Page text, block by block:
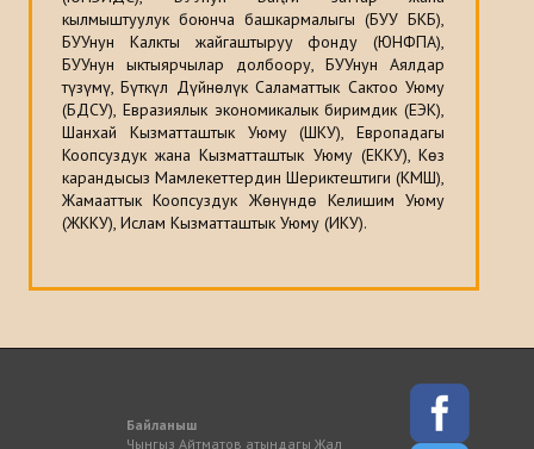
кылмыштуулук боюнча башкармалыгы (БУУ БКБ),
БУУнун Калкты жайгаштыруу фонду (ЮНФПА),
БУУнун ыктыярчылар долбоору, БУУнун Аялдар
түзүмү, Бүткүл Дүйнөлүк Саламаттык Сактоо Уюму
(БДСУ), Евразиялык экономикалык биримдик (ЕЭК),
Шанхай Кызматташтык Уюму (ШКУ), Европадагы
Коопсуздук жана Кызматташтык Уюму (ЕККУ), Көз
карандысыз Мамлекеттердин Шериктештиги (КМШ),
Жамааттык Коопсуздук Жөнүндө Келишим Уюму
(ЖККУ), Ислам Кызматташтык Уюму (ИКУ).
Байланыш
Чынгыз Айтматов атындагы Жал